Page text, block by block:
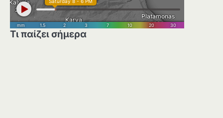
Τι παίζει σήμερα